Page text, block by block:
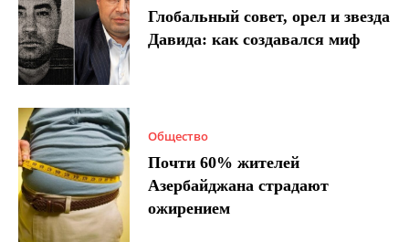
Глобальный совет, орел и звезда
Давида: как создавался миф
Общество
Почти 60% жителей
Азербайджана страдают
ожирением